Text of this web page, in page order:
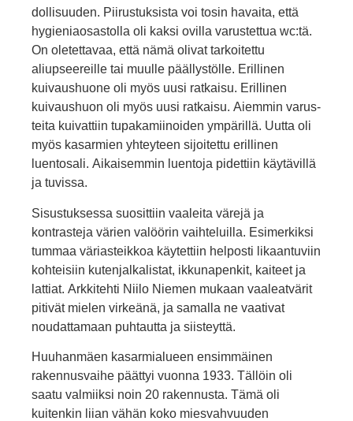
dollisuuden. Piirustuksista voi tosin havaita, että
hygieniaosastolla oli kaksi ovilla varustettua wc:tä.
On oletettavaa, että nämä olivat tarkoitettu
aliupseereille tai muulle päällystölle. Erillinen
kuivaushuone oli myös uusi ratkaisu. Erillinen
kuivaushuon oli myös uusi ratkaisu. Aiemmin varus­
teita kuivattiin tupakamiinoiden ympärillä. Uutta oli
myös kasarmien yhteyteen sijoitettu erillinen
luentosali. Aikaisemmin luentoja pidettiin käytävillä
ja tuvissa.
Sisustuksessa suosittiin vaaleita värejä ja
kontrasteja värien valöörin vaihteluilla. Esimerkiksi
tummaa väriasteikkoa käytettiin helposti likaantuviin
kohteisiin kutenjalkalistat, ikkunapenkit, kai­teet ja
lattiat. Arkkitehti Niilo Niemen mukaan vaaleatvärit
pitivät mielen virkeänä, ja samalla ne vaativat
noudattamaan puhtautta ja siisteyttä.
Huuhanmäen kasarmialueen ensimmäinen
rakennusvaihe päät­tyi vuonna 1933. Tällöin oli
saatu valmiiksi noin 20 rakennusta. Tämä oli
kuitenkin liian vähän koko miesvahvuuden